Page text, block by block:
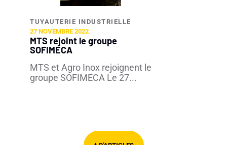
TUYAUTERIE INDUSTRIELLE​
27 NOVEMBRE 2022
MTS rejoint le groupe
SOFIMECA
MTS et Agro Inox rejoignent le
groupe SOFIMECA Le 27...